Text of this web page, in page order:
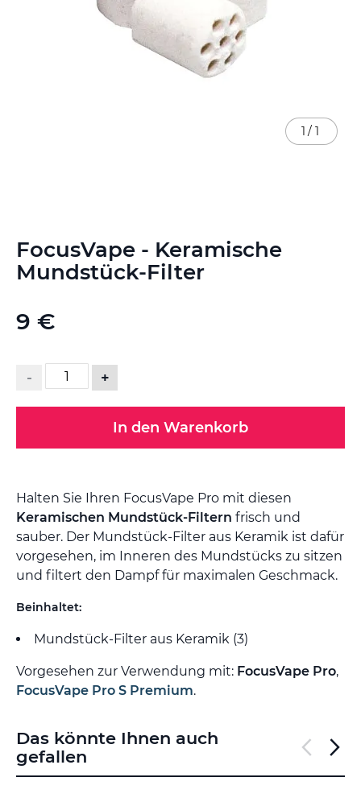
FocusVape - Keramische
Mundstück-Filter
9 €
- +
In den Warenkorb
Halten Sie Ihren FocusVape Pro mit diesen
Keramischen Mundstück-Filtern frisch und
sauber. Der Mundstück-Filter aus Keramik ist dafür
vorgesehen, im Inneren des Mundstücks zu sitzen
und filtert den Dampf für maximalen Geschmack.
Beinhaltet:
Mundstück-Filter aus Keramik (3)
Vorgesehen zur Verwendung mit: FocusVape Pro,
FocusVape Pro S Premium.
1 / 1
Anfang
der
Bildgalerie
Das könnte Ihnen auch
gefallen